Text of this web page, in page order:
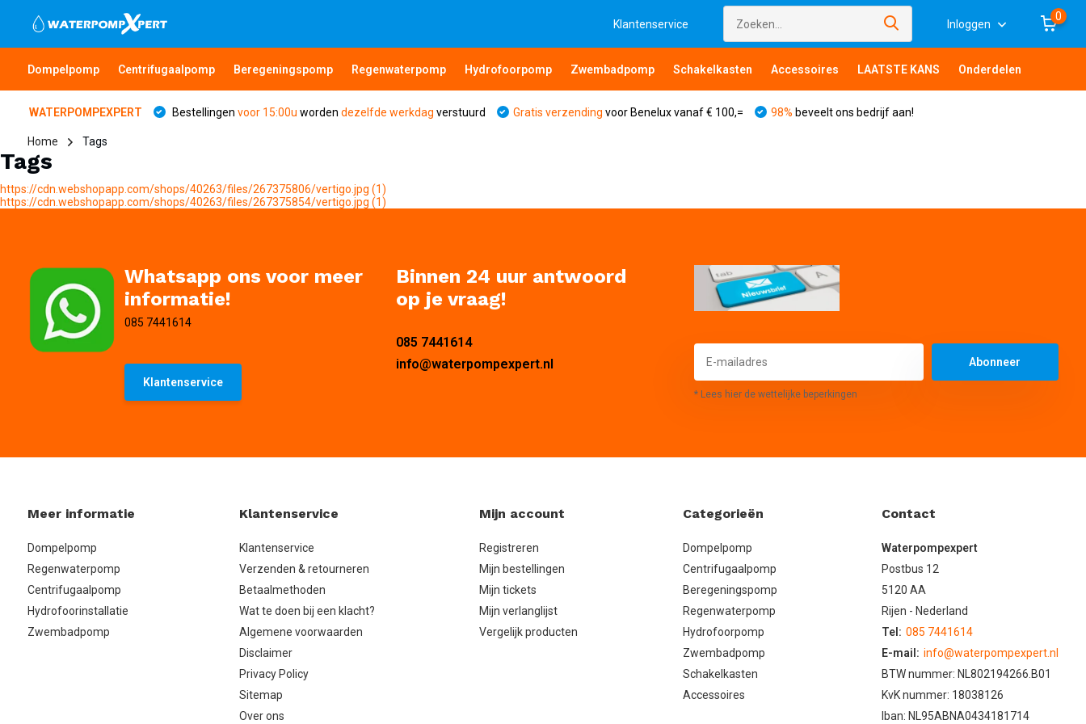
Klantenservice Inloggen
0
Dompelpomp Centrifugaalpomp Beregeningspomp Regenwaterpomp Hydrofoorpomp Zwembadpomp Schakelkasten Accessoires LAATSTE KANS Onderdelen
WATERPOMPEXPERT Bestellingen voor 15:00u worden dezelfde werkdag verstuurd Gratis verzending voor Benelux vanaf € 100,= 98% beveelt ons bedrijf aan!
Home Tags
Tags
https://cdn.webshopapp.com/shops/40263/files/267375806/vertigo.jpg (1)
https://cdn.webshopapp.com/shops/40263/files/267375854/vertigo.jpg (1)
Whatsapp ons voor meer
informatie!
085 7441614
Klantenservice
Binnen 24 uur antwoord
op je vraag!
085 7441614
info@waterpompexpert.nl
Abonneer
* Lees hier de wettelijke beperkingen
Meer informatie
Dompelpomp
Regenwaterpomp
Centrifugaalpomp
Hydrofoorinstallatie
Zwembadpomp
Klantenservice
Klantenservice
Verzenden & retourneren
Betaalmethoden
Wat te doen bij een klacht?
Algemene voorwaarden
Disclaimer
Privacy Policy
Sitemap
Over ons
Mijn account
Registreren
Mijn bestellingen
Mijn tickets
Mijn verlanglijst
Vergelijk producten
Categorieën
Dompelpomp
Centrifugaalpomp
Beregeningspomp
Regenwaterpomp
Hydrofoorpomp
Zwembadpomp
Schakelkasten
Accessoires
Contact
Waterpompexpert
Postbus 12
5120 AA
Rijen - Nederland
Tel: 085 7441614
E-mail: info@waterpompexpert.nl
BTW nummer: NL802194266.B01
KvK nummer: 18038126
Iban: NL95ABNA0434181714